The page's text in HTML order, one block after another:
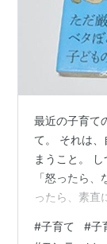
最近の子育て
て。 それは
まうこと。
「怒ったら
ったら、素直
間違っている
#子育て #子